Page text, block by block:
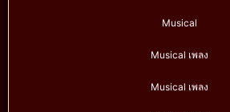
Musical
Musical เพลง
Musical เพลง